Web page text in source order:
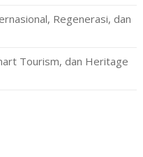
Regenerasi, dan
Tourism, dan Heritage